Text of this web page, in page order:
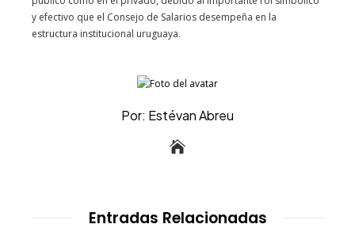
y efectivo que el Consejo de Salarios desempeña en la
estructura institucional uruguaya.
Por: Estévan Abreu
Entradas Relacionadas